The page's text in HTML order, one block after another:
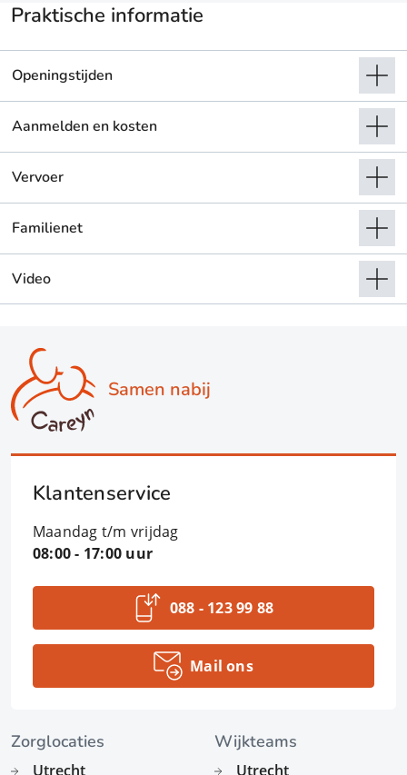
Praktische informatie
Openingstijden
Aanmelden en kosten
Vervoer
Familienet
Video
Samen nabij
Klantenservice
Maandag t/m vrijdag
08:00 - 17:00 uur
088 - 123 99 88
Mail ons
Zorglocaties
Utrecht
Wijkteams
Utrecht